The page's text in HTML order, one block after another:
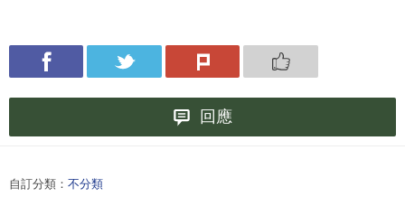
回應
自訂分類： 不分類